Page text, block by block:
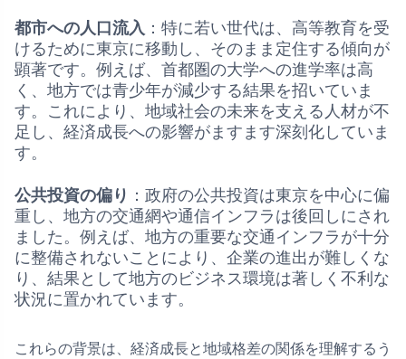
都市への人口流入：特に若い世代は、高等教育を受
けるために東京に移動し、そのまま定住する傾向が
顕著です。例えば、首都圏の大学への進学率は高
く、地方では青少年が減少する結果を招いていま
す。これにより、地域社会の未来を支える人材が不
足し、経済成長への影響がますます深刻化していま
す。
公共投資の偏り ：政府の公共投資は東京を中心に偏
重し、地方の交通網や通信インフラは後回しにされ
ました。例えば、地方の重要な交通インフラが十分
に整備されないことにより、企業の進出が難しくな
り、結果として地方のビジネス環境は著しく不利な
状況に置かれています。
これらの背景は、経済成長と地域格差の関係を理解するう